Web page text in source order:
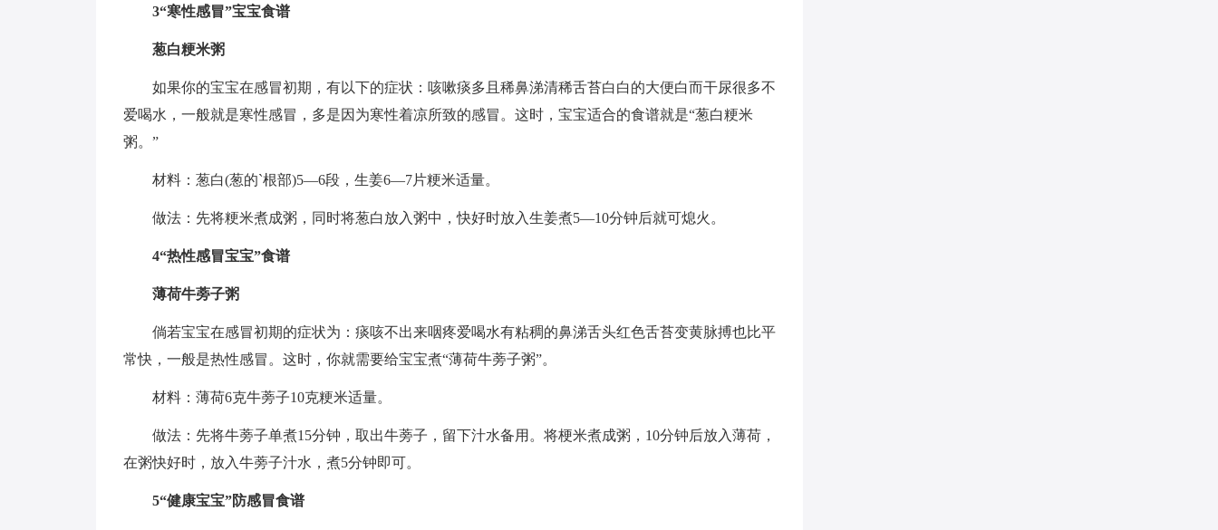
3“寒性感冒”宝宝食谱
葱白粳米粥
如果你的宝宝在感冒初期，有以下的症状：咳嗽痰多且稀鼻涕清稀舌苔白白的大便白而干尿很多不
爱喝水，一般就是寒性感冒，多是因为寒性着凉所致的感冒。这时，宝宝适合的食谱就是“葱白粳米
粥。”
材料：葱白(葱的`根部)5—6段，生姜6—7片粳米适量。
做法：先将粳米煮成粥，同时将葱白放入粥中，快好时放入生姜煮5—10分钟后就可熄火。
4“热性感冒宝宝”食谱
薄荷牛蒡子粥
倘若宝宝在感冒初期的症状为：痰咳不出来咽疼爱喝水有粘稠的鼻涕舌头红色舌苔变黄脉搏也比平
常快，一般是热性感冒。这时，你就需要给宝宝煮“薄荷牛蒡子粥”。
材料：薄荷6克牛蒡子10克粳米适量。
做法：先将牛蒡子单煮15分钟，取出牛蒡子，留下汁水备用。将梗米煮成粥，10分钟后放入薄荷，
在粥快好时，放入牛蒡子汁水，煮5分钟即可。
5“健康宝宝”防感冒食谱